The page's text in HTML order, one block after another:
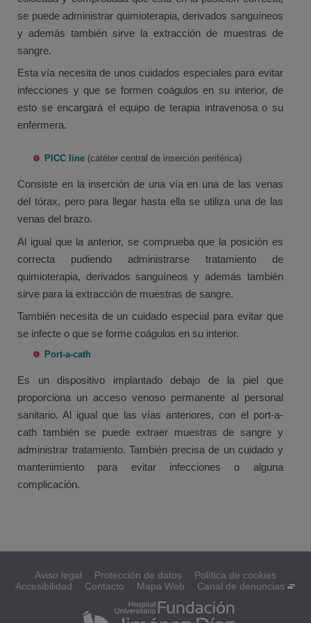
se puede administrar quimioterapia, derivados sanguíneos
y además también sirve la extracción de muestras de
sangre.
Esta vía necesita de unos cuidados especiales para evitar
infecciones y que se formen coágulos en su interior, de
esto se encargará el equipo de terapia intravenosa o su
enfermera.
PICC line (catéter central de inserción periférica)
Consiste en la inserción de una vía en una de las venas
del tórax, pero para llegar hasta ella se utiliza una de las
venas del brazo.
Al igual que la anterior, se comprueba que la posición es
correcta pudiendo administrarse tratamiento de
quimioterapia, derivados sanguíneos y además también
sirve para la extracción de muestras de sangre.
También necesita de un cuidado especial para evitar que
se infecte o que se forme coágulos en su interior.
Port-a-cath
Es un dispositivo implantado debajo de la piel que
proporciona un acceso venoso permanente al personal
sanitario. Al igual que las vías anteriores, con el port-a-
cath también se puede extraer muestras de sangre y
administrar tratamiento. También precisa de un cuidado y
mantenimiento para evitar infecciones o alguna
complicación.
Aviso legal Protección de datos
Política de cookies
Accesibilidad
Contacto Mapa Web Canal de denuncias